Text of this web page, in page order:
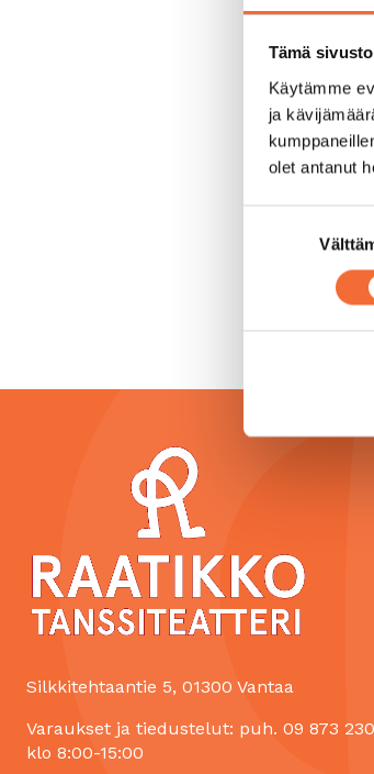
Tämä
Käytämme
ja
olet antanut
10:tä
Lisää
Silkkitehtaantie 5, 01300 Vantaa
Varaukset ja tiedustelut: puh. 09 873
klo 8:00-15:00